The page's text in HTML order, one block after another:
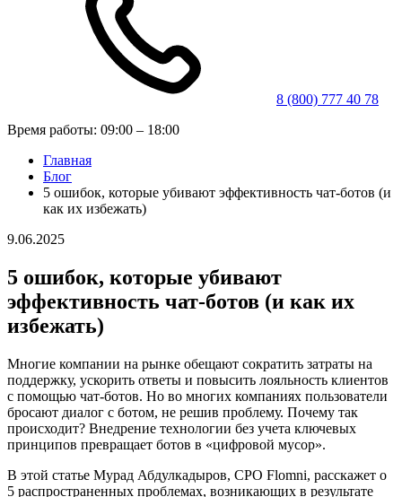
8 (800) 777 40 78
Время работы: 09:00 – 18:00
Главная
Блог
5 ошибок, которые убивают эффективность чат-ботов (и
как их избежать)
9.06.2025
5 ошибок, которые убивают
эффективность чат-ботов (и как их
избежать)
Многие компании на рынке обещают сократить затраты на
поддержку, ускорить ответы и повысить лояльность клиентов
с помощью чат-ботов. Но во многих компаниях пользователи
бросают диалог с ботом, не решив проблему. Почему так
происходит? Внедрение технологии без учета ключевых
принципов превращает ботов в «цифровой мусор».
В этой статье Мурад Абдулкадыров, CPO Flomni, расскажет о
5 распространенных проблемах, возникающих в результате